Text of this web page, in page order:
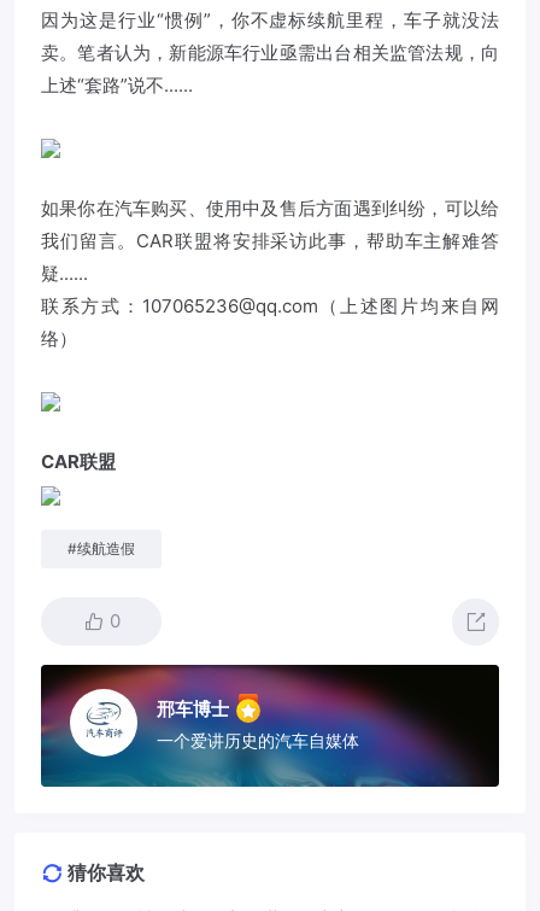
因为这是行业“惯例”，你不虚标续航里程，车子就没法
卖。笔者认为，新能源车行业亟需出台相关监管法规，向
上述“套路”说不......
如果你在汽车购买、使用中及售后方面遇到纠纷，可以给
我们留言。CAR联盟将安排采访此事，帮助车主解难答
疑......
联系方式：107065236@qq.com（上述图片均来自网
络）
CAR联盟
#续航造假
0
邢车博士
一个爱讲历史的汽车自媒体
猜你喜欢